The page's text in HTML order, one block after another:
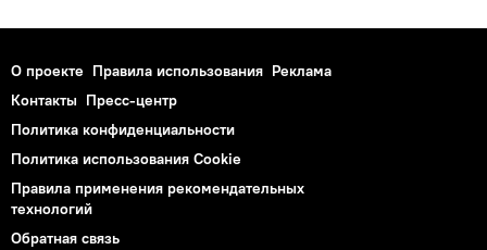
О проекте Правила использования Реклама
Контакты Пресс-центр
Политика конфиденциальности
Политика использования Cookie
Правила применения рекомендательных
технологий
Обратная связь